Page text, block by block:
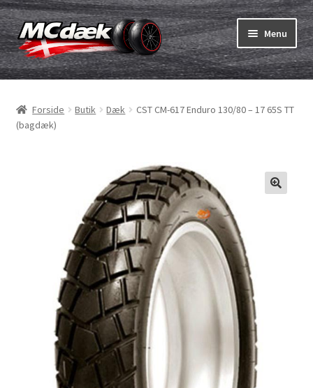
Spring
til
navigation
Spring
til
indhold
Menu
Dæk
Udfold
Slanger & fælgband
Udfold
Udfold
Kontakt os
Forside Butik Dæk
CST CM-617 Enduro 130/80 – 17 65S TT
(bagdæk)